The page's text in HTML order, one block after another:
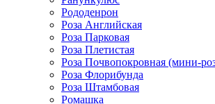
Рододенрон
Роза Английская
Роза Парковая
Роза Плетистая
Роза Почвопокровная (мини-
Роза Флорибунда
Роза Штамбовая
Ромашка